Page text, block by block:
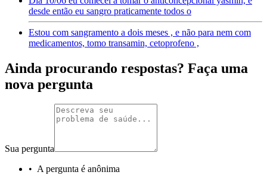
desde então eu sangro praticamente todos o
Estou com sangramento a dois meses , e não para nem com
medicamentos, tomo transamin, cetoprofeno ,
Ainda procurando respostas? Faça uma
nova pergunta
Sua pergunta
• A pergunta é anônima